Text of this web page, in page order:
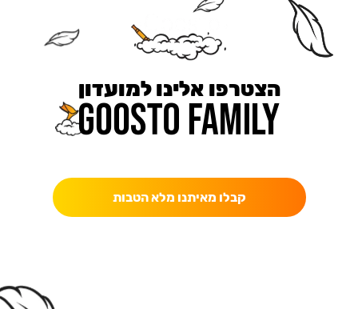
הצטרפו אלינו למועדון
קבלו מאיתנו מלא הטבות